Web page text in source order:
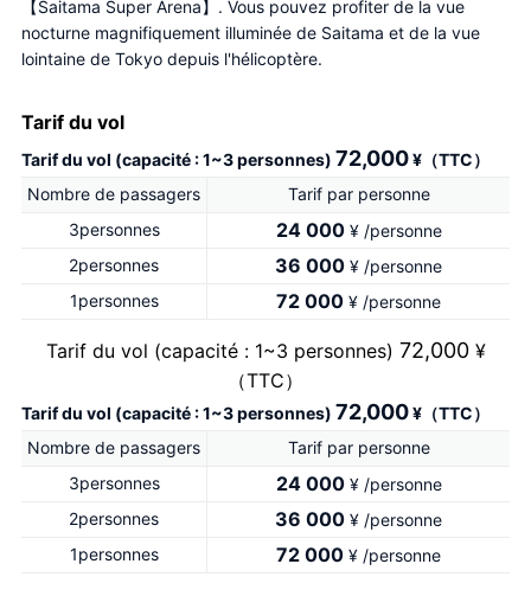
【Saitama Super Arena】. Vous pouvez profiter de la vue
nocturne magnifiquement illuminée de Saitama et de la vue
lointaine de Tokyo depuis l'hélicoptère.
Tarif du vol
Tarif du vol (capacité : 1~3 personnes) 72,000¥（TTC）
Nombre de passagers
Tarif par personne
3personnes
24 000¥ /personne
2personnes
36 000 ¥ /personne
1personnes
72 000 ¥ /personne
Tarif du vol (capacité : 1~3 personnes) 72,000¥
（TTC）
Tarif du vol (capacité : 1~3 personnes) 72,000¥（TTC）
Nombre de passagers
Tarif par personne
3personnes
24 000¥ /personne
2personnes
36 000 ¥ /personne
1personnes
72 000 ¥ /personne